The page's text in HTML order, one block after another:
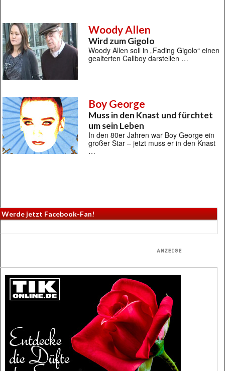
Woody Allen
Wird zum Gigolo
Woody Allen soll in „Fading Gigolo“ einen
gealterten Callboy darstellen …
Boy George
Muss in den Knast und fürchtet
um sein Leben
In den 80er Jahren war Boy George ein
großer Star – jetzt muss er in den Knast
…
Werde jetzt Facebook-Fan!